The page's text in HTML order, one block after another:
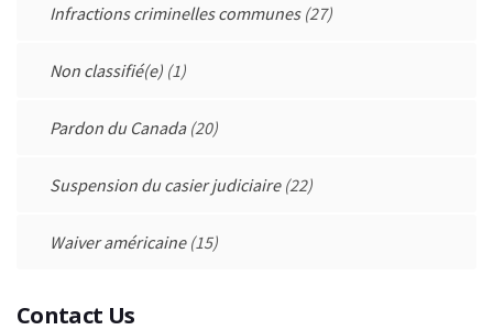
Infractions criminelles communes(27)
Non classifié(e) (1)
Pardon du Canada(20)
Suspension du casier judiciaire(22)
Waiver américaine(15)
Contact Us